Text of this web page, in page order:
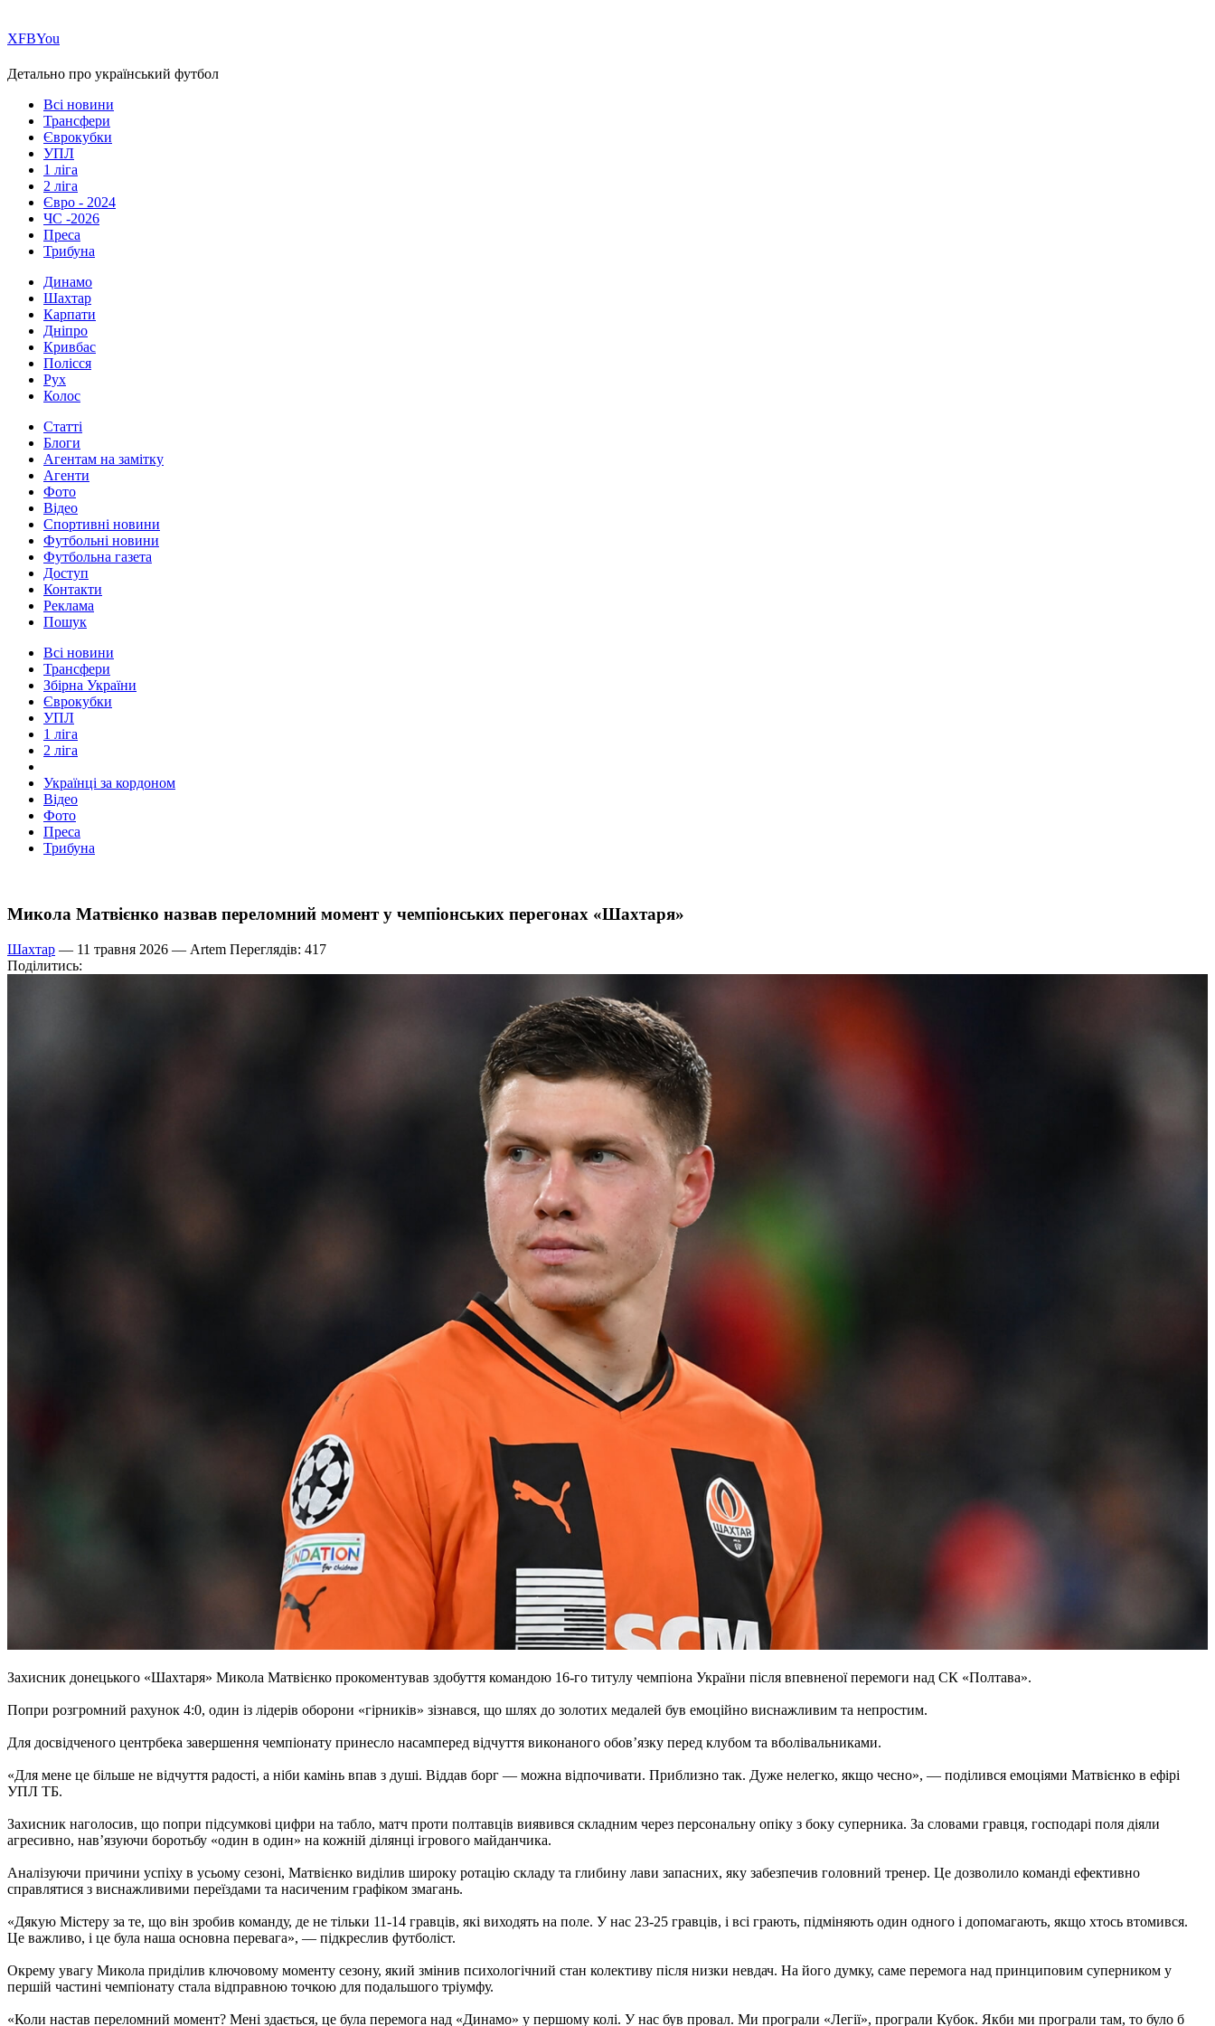
ХFBYou
Детально про український футбол
Всі новини
Трансфери
Єврокубки
УПЛ
1 ліга
2 ліга
Євро - 2024
ЧС -2026
Преса
Трибуна
Динамо
Шахтар
Карпати
Дніпро
Кривбас
Полісся
Рух
Колос
Статті
Блоги
Агентам на замітку
Агенти
Фото
Відео
Спортивні новини
Футбольні новини
Футбольна газета
Доступ
Контакти
Реклама
Пошук
Всі новини
Трансфери
Збірна України
Єврокубки
УПЛ
1 ліга
2 ліга
Українці за кордоном
Відео
Фото
Преса
Трибуна
Микола Матвієнко назвав переломний момент у чемпіонських перегонах «Шахтаря»
Шахтар — 11 травня 2026 — Artem Переглядів: 417
Поділитись:
Захисник донецького «Шахтаря» Микола Матвієнко прокоментував здобуття командою 16-го титулу чемпіона України після впевненої перемоги над СК «Полтава».
Попри розгромний рахунок 4:0, один із лідерів оборони «гірників» зізнався, що шлях до золотих медалей був емоційно виснажливим та непростим.
Для досвідченого центрбека завершення чемпіонату принесло насамперед відчуття виконаного обов’язку перед клубом та вболівальниками.
«Для мене це більше не відчуття радості, а ніби камінь впав з душі. Віддав борг — можна відпочивати. Приблизно так. Дуже нелегко, якщо чесно», — поділився емоціями Матвієнко в ефірі
УПЛ ТБ.
Захисник наголосив, що попри підсумкові цифри на табло, матч проти полтавців виявився складним через персональну опіку з боку суперника. За словами гравця, господарі поля діяли
агресивно, нав’язуючи боротьбу «один в один» на кожній ділянці ігрового майданчика.
Аналізуючи причини успіху в усьому сезоні, Матвієнко виділив широку ротацію складу та глибину лави запасних, яку забезпечив головний тренер. Це дозволило команді ефективно
справлятися з виснажливими переїздами та насиченим графіком змагань.
«Дякую Містеру за те, що він зробив команду, де не тільки 11-14 гравців, які виходять на поле. У нас 23-25 гравців, і всі грають, підміняють один одного і допомагають, якщо хтось втомився.
Це важливо, і це була наша основна перевага», — підкреслив футболіст.
Окрему увагу Микола приділив ключовому моменту сезону, який змінив психологічний стан колективу після низки невдач. На його думку, саме перемога над принциповим суперником у
першій частині чемпіонату стала відправною точкою для подальшого тріумфу.
«Коли настав переломний момент? Мені здається, це була перемога над «Динамо» у першому колі. У нас був провал. Ми програли «Легії», програли Кубок. Якби ми програли там, то було б